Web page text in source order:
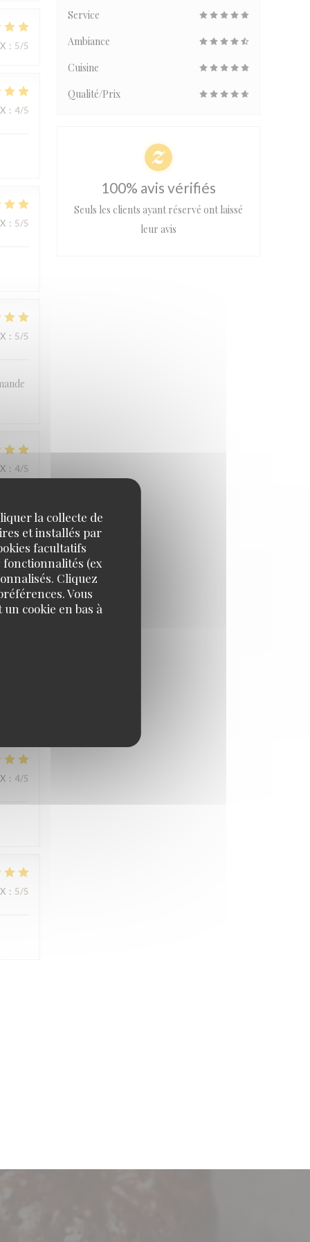
la collecte de
et installés par
facultatifs
(ex
Cliquez
Vous
cookie en bas à
: 5/5
: 4/5
: 5/5
: 5/5
: 4/5
: 5/5
: 4/5
: 5/5
Service
Ambiance
Cuisine
Qualité/Prix
100% avis vérifiés
Seuls les clients ayant réservé ont laissé
leur avis